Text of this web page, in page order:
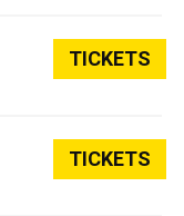
TICKETS
TICKETS